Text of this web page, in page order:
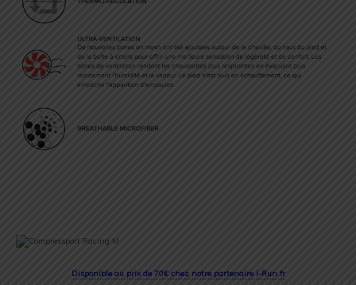
Disponible au prix de 70€ chez notre partenaire i-Run.fr